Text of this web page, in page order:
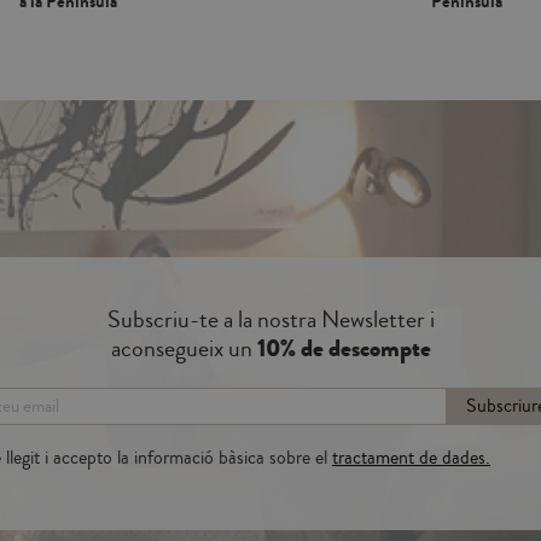
Subscriu-te a la nostra Newsletter i
aconsegueix un10% de descompte
i accepto la informació bàsica sobre eltractament de dades.